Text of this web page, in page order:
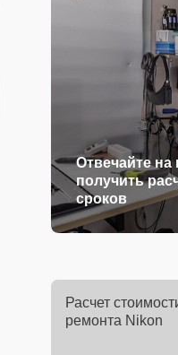
Отвечайте
получить
сроков
Расчет
ремонта Nikon